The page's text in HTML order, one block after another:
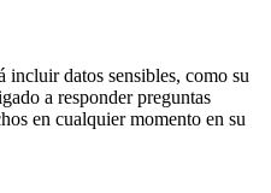
datos sensibles, como su
a responder preguntas
en cualquier momento en su